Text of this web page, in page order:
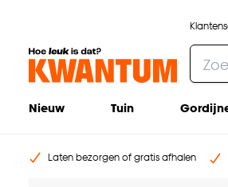
Nieuw Tuin
Laten bezorgen of gratis afhalen